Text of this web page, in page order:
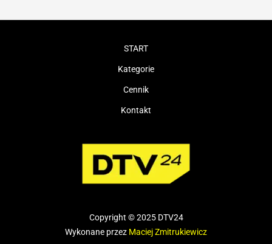
START
Kategorie
Cennik
Kontakt
Copyright © 2025 DTV24
Wykonane przez Maciej Zmitrukiewicz